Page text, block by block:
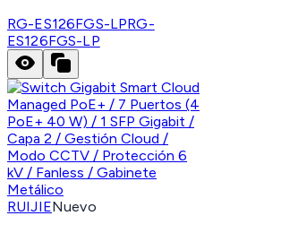
RG-ES126FGS-LPRG-
ES126FGS-LP
RUIJIENuevo